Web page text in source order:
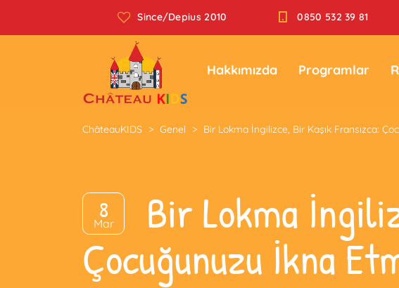
Since/Depius 2010 0850 532 39 81
Hakkımızda Programlar
ChâteauKIDS > Genel > Bir Lokma İngilizce, Bir Kaşık Fransızca:
8
Mar
Bir Lokma
Çocuğunuzu İkna